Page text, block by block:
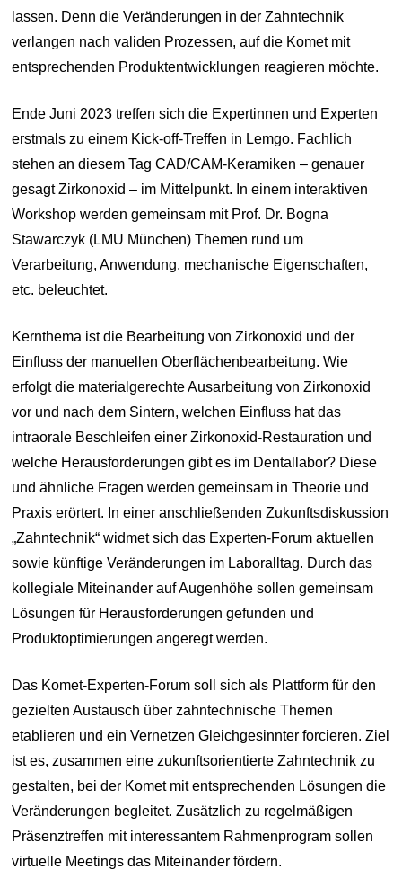
lassen. Denn die Veränderungen in der Zahntechnik
verlangen nach validen Prozessen, auf die Komet mit
entsprechenden Produktentwicklungen reagieren möchte.
Ende Juni 2023 treffen sich die Expertinnen und Experten
erstmals zu einem Kick-off-Treffen in Lemgo. Fachlich
stehen an diesem Tag CAD/CAM-Keramiken – genauer
gesagt Zirkonoxid – im Mittelpunkt. In einem interaktiven
Workshop werden gemeinsam mit Prof. Dr. Bogna
Stawarczyk (LMU München) Themen rund um
Verarbeitung, Anwendung, mechanische Eigenschaften,
etc. beleuchtet.
Kernthema ist die Bearbeitung von Zirkonoxid und der
Einfluss der manuellen Oberflächenbearbeitung. Wie
erfolgt die materialgerechte Ausarbeitung von Zirkonoxid
vor und nach dem Sintern, welchen Einfluss hat das
intraorale Beschleifen einer Zirkonoxid-Restauration und
welche Herausforderungen gibt es im Dentallabor? Diese
und ähnliche Fragen werden gemeinsam in Theorie und
Praxis erörtert. In einer anschließenden Zukunftsdiskussion
„Zahntechnik“ widmet sich das Experten-Forum aktuellen
sowie künftige Veränderungen im Laboralltag. Durch das
kollegiale Miteinander auf Augenhöhe sollen gemeinsam
Lösungen für Herausforderungen gefunden und
Produktoptimierungen angeregt werden.
Das Komet-Experten-Forum soll sich als Plattform für den
gezielten Austausch über zahntechnische Themen
etablieren und ein Vernetzen Gleichgesinnter forcieren. Ziel
ist es, zusammen eine zukunftsorientierte Zahntechnik zu
gestalten, bei der Komet mit entsprechenden Lösungen die
Veränderungen begleitet. Zusätzlich zu regelmäßigen
Präsenztreffen mit interessantem Rahmenprogram sollen
virtuelle Meetings das Miteinander fördern.